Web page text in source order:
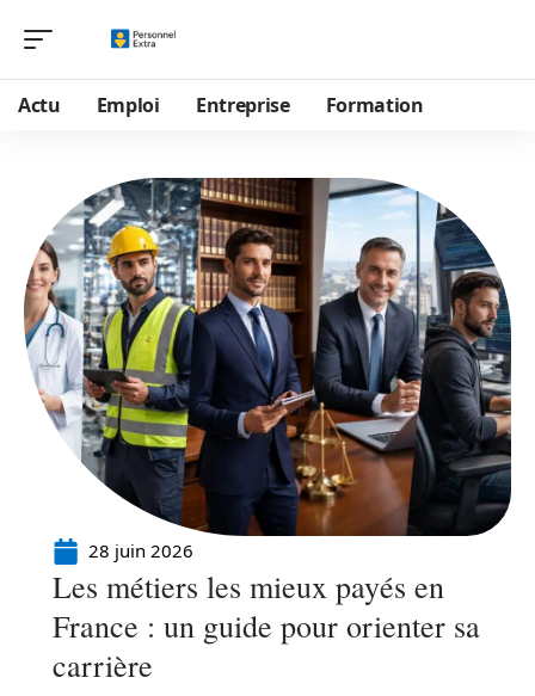
Actu Emploi Entreprise Formation
28 juin 2026
Les métiers les mieux payés en
France : un guide pour orienter sa
carrière